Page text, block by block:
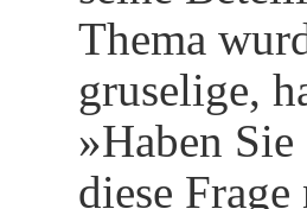
Thema
gruselige,
»Haben
diese